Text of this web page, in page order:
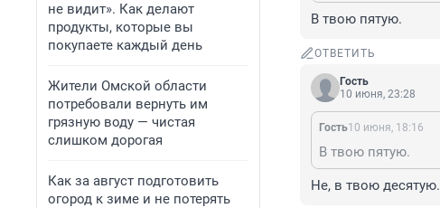
не видит». Как делают
продукты, которые вы
покупаете каждый день
Жители Омской области
потребовали вернуть им
грязную воду — чистая
слишком дорогая
Как за август подготовить
огород к зиме и не потерять
В твою пятую.
ОТВЕТИТЬ
Гость
10 июня, 23:28
Гость10 июня, 18:16
В твою пятую.
Не, в твою десятую.